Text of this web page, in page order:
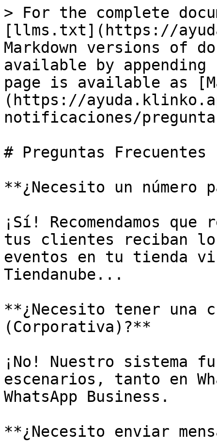
> For the complete
[llms.txt](https://
Markdown versions of
available by
page is available as
(https://
notificaciones/
# Preguntas Frecuentes
**¿Necesito un número
¡Sí! Recomendamos
tus clientes reciban los
eventos en tu tienda
Tiendanube...
**¿Necesito tener una
(Corporativa)?**
¡No! Nuestro sistema
escenarios, tanto en
WhatsApp Business.
**¿Necesito enviar